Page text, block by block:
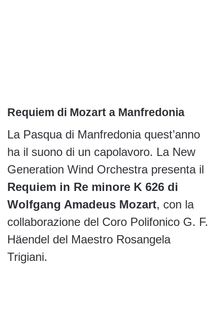
Requiem di Mozart a Manfredonia
La Pasqua di Manfredonia quest’anno
ha il suono di un capolavoro. La New
Generation Wind Orchestra presenta il
Requiem in Re minore K 626 di
Wolfgang Amadeus Mozart, con la
collaborazione del Coro Polifonico G. F.
Häendel del Maestro Rosangela
Trigiani.